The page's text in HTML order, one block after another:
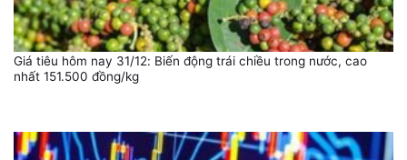
Giá tiêu hôm nay 31/12: Biến động trái chiều trong nước, cao
nhất 151.500 đồng/kg